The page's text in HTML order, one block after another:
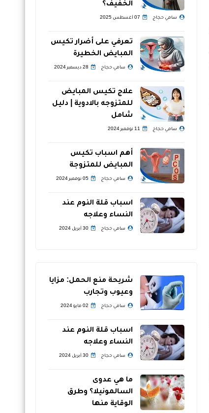
الخفيف؟
سامي حجاج 07 أغسطس 2025
تعرفي على أضرار تكيس
المبايض الخطيرة
سامي حجاج 28 ديسمبر 2024
علاج تكيس المبايض
للمتزوجه بالادوية | دليل
شامل
سامي حجاج 11 نوفمبر 2024
أهم اسباب تكيس
المبايض للمتزوجة
سامي حجاج 05 نوفمبر 2024
اسباب قلة النوم عند
النساء وعلاجه
سامي حجاج 30 أبريل 2024
شريحة منع الحمل: مزايا
وعيوب وتجارب
سامي حجاج 02 مايو 2024
اسباب قلة النوم عند
النساء وعلاجه
سامي حجاج 30 أبريل 2024
ما هي عدوى
السالمونيلا؟ وطرق
الوقاية منها